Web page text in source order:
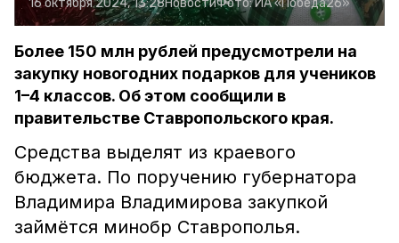
16 октября 2024, 13:28НовостиФото:ИА «Победа26»
Более 150 млн рублей предусмотрели на
закупку новогодних подарков для учеников
1–4 классов. Об этом сообщили в
правительстве Ставропольского края.
Средства выделят из краевого
бюджета. По поручению губернатора
Владимира Владимирова закупкой
займётся минобр Ставрополья.